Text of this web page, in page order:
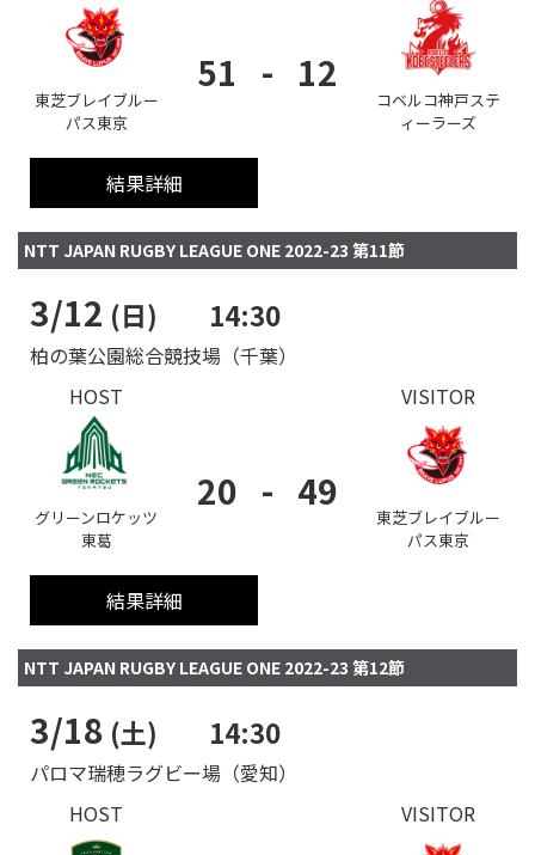
東芝ブレイブルー
パス東京
51 - 12
コベルコ神戸ステ
ィーラーズ
結果詳細
NTT JAPAN RUGBY LEAGUE ONE 2022-23 第11節
3/12 (日) 14:30
柏の葉公園総合競技場（千葉）
HOST
グリーンロケッツ
東葛
20 - 49
VISITOR
東芝ブレイブルー
パス東京
結果詳細
NTT JAPAN RUGBY LEAGUE ONE 2022-23 第12節
3/18 (土) 14:30
パロマ瑞穂ラグビー場（愛知）
HOST
VISITOR